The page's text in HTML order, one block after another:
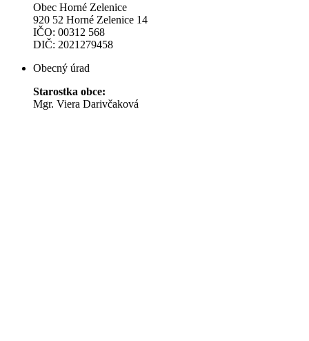
Obec Horné Zelenice
920 52 Horné Zelenice 14
IČO: 00312 568
DIČ: 2021279458
Obecný úrad
Starostka obce:
Mgr. Viera Darivčaková